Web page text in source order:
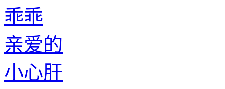
乖乖
亲爱的
小心肝